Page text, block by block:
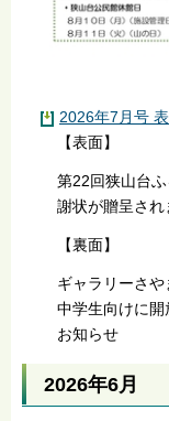
2026年7月号
【表面】
第22回狭山台
謝状が贈呈さ
【裏面】
ギャラリーさ
中学生向けに
お知らせ
2026年6月